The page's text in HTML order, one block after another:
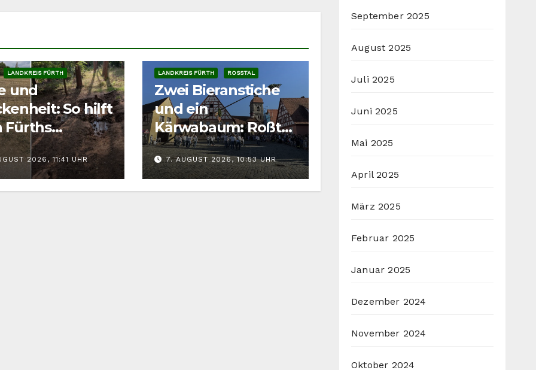
LANDKREIS FÜRTH
und
So hilft
Fürths
richtig
2026, 11:41 UHR
LANDKREIS FÜRTH ROSSTAL
Zwei Bieranstiche
und ein
Kärwabaum: Roßtal
feiert Kärwa
7. AUGUST 2026, 10:53 UHR
September 2025
August 2025
Juli 2025
Juni 2025
Mai 2025
April 2025
März 2025
Februar 2025
Januar 2025
Dezember 2024
November 2024
Oktober 2024